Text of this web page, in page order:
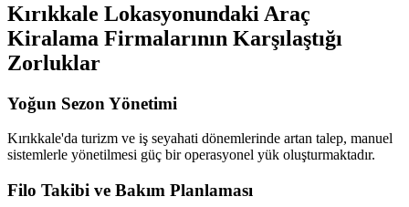
Kırıkkale Lokasyonundaki Araç
Kiralama Firmalarının Karşılaştığı
Zorluklar
Yoğun Sezon Yönetimi
Kırıkkale'da turizm ve iş seyahati dönemlerinde artan talep, manuel
sistemlerle yönetilmesi güç bir operasyonel yük oluşturmaktadır.
Filo Takibi ve Bakım Planlaması